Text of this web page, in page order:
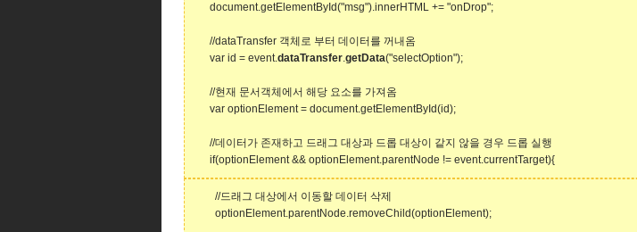
document.getElementById("msg").innerHTML += "onDrop";
//dataTransfer 객체로 부터 데이터를 꺼내옴
var id = event.dataTransfer.getData("selectOption");
//현재 문서객체에서 해당 요소를 가져옴
var optionElement = document.getElementById(id);
//데이터가 존재하고 드래그 대상과 드롭 대상이 같지 않을 경우 드롭 실행
if(optionElement && optionElement.parentNode != event.currentTarget){
//드래그 대상에서 이동할 데이터 삭제
optionElement.parentNode.removeChild(optionElement);